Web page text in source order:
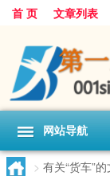
首 页 文章列表
网站导航
> 有关“货车”